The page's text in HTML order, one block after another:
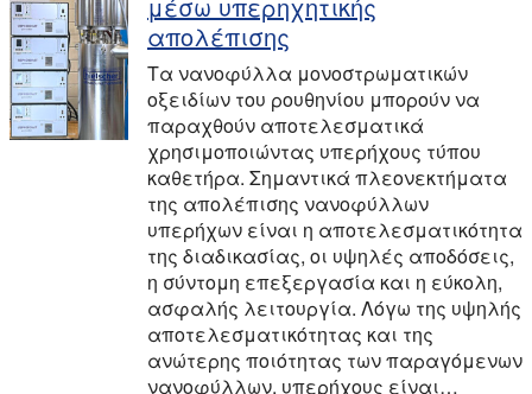
απολέπισης
Τα νανοφύλλα μονοστρωματικών
οξειδίων του ρουθηνίου μπορούν να
παραχθούν αποτελεσματικά
χρησιμοποιώντας υπερήχους τύπου
καθετήρα. Σημαντικά πλεονεκτήματα
της απολέπισης νανοφύλλων
υπερήχων είναι η αποτελεσματικότητα
της διαδικασίας, οι υψηλές αποδόσεις,
η σύντομη επεξεργασία και η εύκολη,
ασφαλής λειτουργία. Λόγω της υψηλής
αποτελεσματικότητας και της
ανώτερης ποιότητας των παραγόμενων
νανοφύλλων, υπερήχους είναι…